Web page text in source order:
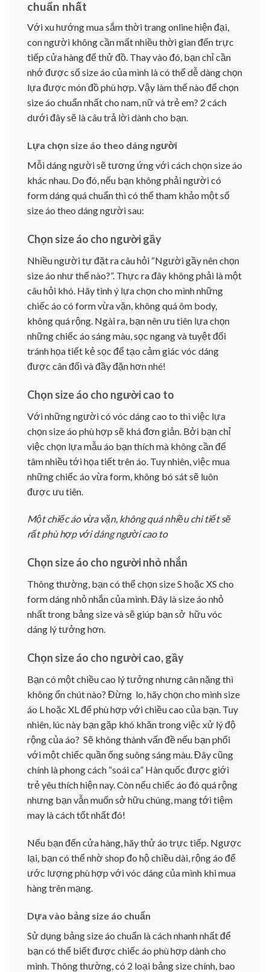
chuẩn nhất
Với xu hướng mua sắm thời trang online hiện đại,
con người không cần mất nhiều thời gian đến trực
tiếp cửa hàng để thử đồ. Thay vào đó, bạn chỉ cần
nhớ được số size áo của mình là có thể dễ dàng chọn
lựa được món đồ phù hợp. Vậy làm thế nào để chọn
size áo chuẩn nhất cho nam, nữ và trẻ em? 2 cách
dưới đây sẽ là câu trả lời dành cho bạn.
Lựa chọn size áo theo dáng người
Mỗi dáng người sẽ tương ứng với cách chọn size áo
khác nhau. Do đó, nếu bạn không phải người có
form dáng quá chuẩn thì có thể tham khảo một số
size áo theo dáng người sau:
Chọn size áo cho người gầy
Nhiều người tự đặt ra câu hỏi “Người gầy nên chọn
size áo như thế nào?”. Thực ra đây không phải là một
câu hỏi khó. Hãy tinh ý lựa chọn cho mình những
chiếc áo có form vừa vặn, không quá ôm body,
không quá rộng. Ngài ra, bạn nên ưu tiên lựa chọn
những chiếc áo sáng màu, sọc ngang và tuyệt đối
tránh họa tiết kẻ sọc để tạo cảm giác vóc dáng
được cân đối và đầy đặn hơn nhé!
Chọn size áo cho người cao to
Với những người có vóc dáng cao to thì việc lựa
chọn size áo phù hợp sẽ khá đơn giản. Bởi bạn chỉ
việc chọn lựa mẫu áo bạn thích mà không cần để
tâm nhiều tới họa tiết trên áo. Tuy nhiên, việc mua
những chiếc áo vừa form, không bó sát sẽ luôn
được ưu tiên.
Một chiếc áo vừa vặn, không quá nhiều chi tiết sẽ
rất phù hợp với dáng người cao to
Chọn size áo cho người nhỏ nhắn
Thông thường, bạn có thể chọn size S hoặc XS cho
form dáng nhỏ nhắn của mình. Đây là size áo nhỏ
nhất trong bảng size và sẽ giúp bạn sở hữu vóc
dáng lý tưởng hơn.
Chọn size áo cho người cao, gầy
Bạn có một chiều cao lý tưởng nhưng cân nặng thì
không ổn chút nào? Đừng lo, hãy chọn cho mình size
áo L hoặc XL để phù hợp với chiều cao của bạn. Tuy
nhiên, lúc này bạn gặp khó khăn trong việc xử lý độ
rộng của áo? Sẽ không thành vấn đề nếu bạn phối
với một chiếc quần ống suông sáng màu. Đây cũng
chính là phong cách “soái ca” Hàn quốc được giới
trẻ yêu thích hiện nay. Còn nếu chiếc áo đó quá rộng
nhưng bạn vẫn muốn sở hữu chúng, mang tới tiệm
may là cách tốt nhất đó!
Nếu bạn đến cửa hàng, hãy thử áo trực tiếp. Ngược
lại, bạn có thể nhờ shop đo hộ chiều dài, rộng áo để
ước lượng phù hợp với vóc dáng của mình khi mua
hàng trên mạng.
Dựa vào bảng size áo chuẩn
Sử dụng bảng size áo chuẩn là cách nhanh nhất để
bạn có thể biết được chiếc áo phù hợp dành cho
mình. Thông thường, có 2 loại bảng size chính, bao